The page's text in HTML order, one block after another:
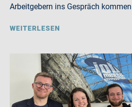
Arbeitgebern ins Gespräch
WEITERLESEN